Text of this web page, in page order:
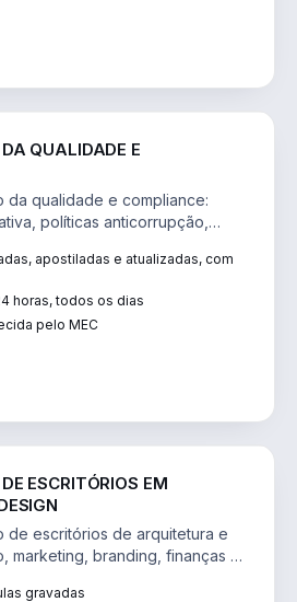
QUALIDADE E
da qualidade e compliance:
políticas anticorrupção,
apostiladas e atualizadas, com
horas, todos os dias
pelo MEC
ESCRITÓRIOS EM
de escritórios de arquitetura e
marketing, branding, finanças e
gravadas